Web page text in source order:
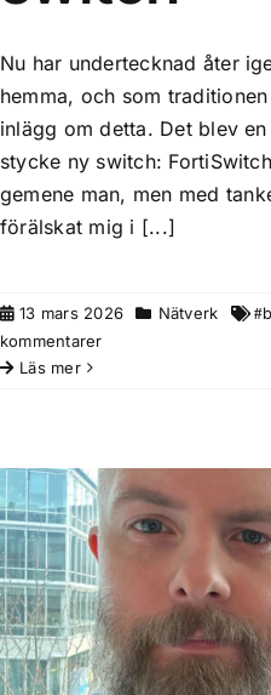
Nu har undertecknad åter
hemma, och som
inlägg om detta. Det blev
stycke ny switch:
gemene man, men med
förälskat mig i [...]
13 mars 2026 Nätverk
kommentarer
Läs mer
En
Nörderi